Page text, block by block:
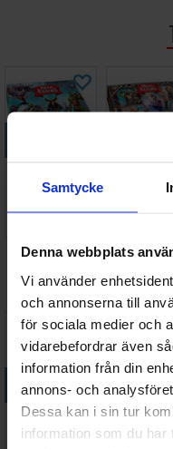
Samtycke
Denna webbplats
Vi använder
och annonserna till
för sociala medier och
vidarebefordrar även
information från din
annons- och
Dessa kan i sin tur
information som du har
Engelska Expansion,
Deck Building
GameVäntas in:Storage
Vi
Köp
Hero Realms
Character
Köp
Hero